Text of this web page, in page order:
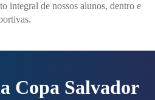
integral de nossos alunos, dentro e
Copa Salvador